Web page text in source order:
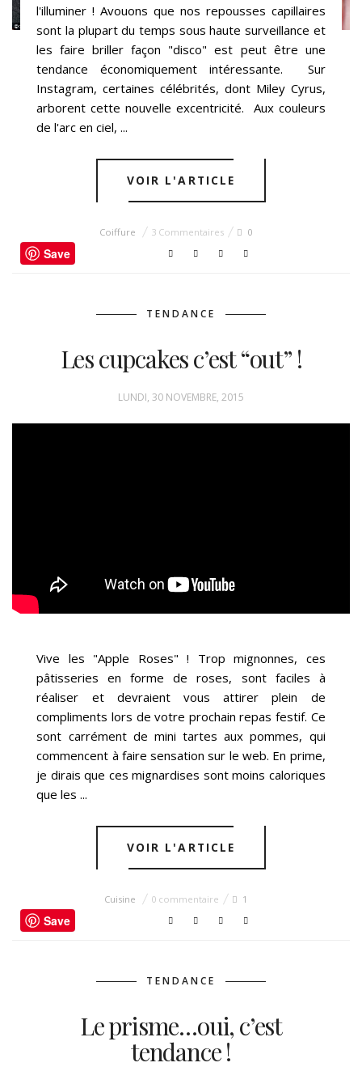
l'illuminer ! Avouons que nos repousses capillaires
sont la plupart du temps sous haute surveillance et
les faire briller façon "disco" est peut être une
tendance économiquement intéressante. Sur
Instagram, certaines célébrités, dont Miley Cyrus,
arborent cette nouvelle excentricité. Aux couleurs
de l'arc en ciel, ...
VOIR L'ARTICLE
Coiffure 3 Commentaires 0
Save
TENDANCE
Les cupcakes c’est “out” !
LUNDI, 30 NOVEMBRE, 2015
Vive les "Apple Roses" ! Trop mignonnes, ces
pâtisseries en forme de roses, sont faciles à
réaliser et devraient vous attirer plein de
compliments lors de votre prochain repas festif. Ce
sont carrément de mini tartes aux pommes, qui
commencent à faire sensation sur le web. En prime,
je dirais que ces mignardises sont moins caloriques
que les ...
VOIR L'ARTICLE
Cuisine 0 commentaire 1
Save
TENDANCE
Le prisme…oui, c’est
tendance !